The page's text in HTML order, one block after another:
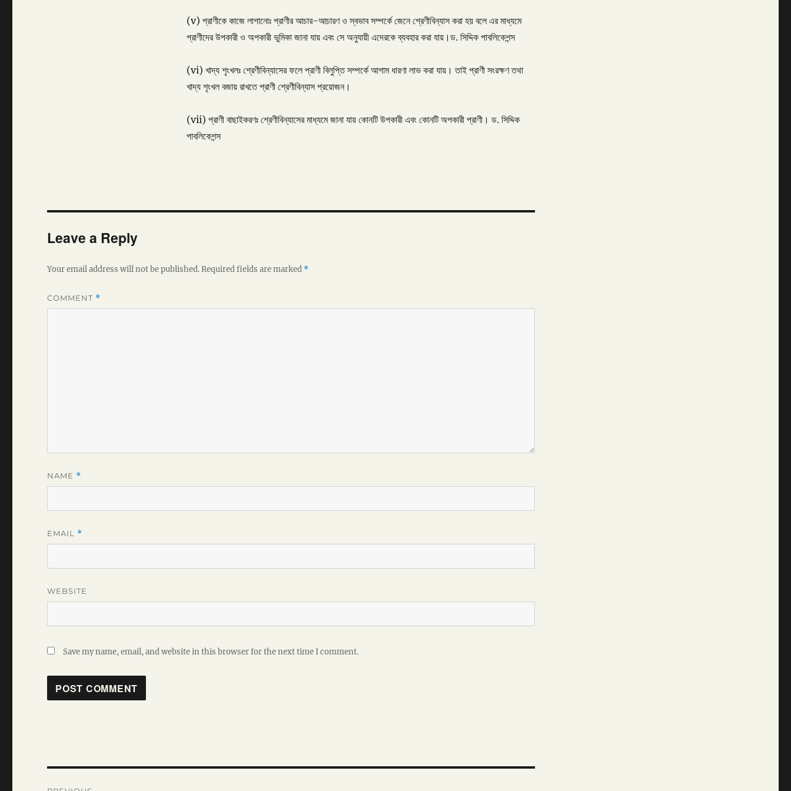
(v) প্রাণীকে কাজে লাগানোঃ প্রাণীর আচার-আচারণ ও স্বভাব সম্পর্কে জেনে শ্রেণীবিন্যাস করা হয় বলে এর মাধ্যমে
প্রাণীদের উপকারী ও অপকারী ভুমিকা জানা যায় এবং সে অনুযায়ী এদেরকে ব্যবহার করা যায়।ড. সিদ্দিক পাবলিকেশন্স
(vi) খাদ্য শৃংখলঃ শ্রেণীবিন্যাসের ফলে প্রাণী বিলুপ্তি সম্পর্কে আগাম ধারণা লাভ করা যায়। তাই প্রাণী সংরক্ষণ তথা
খাদ্য শৃংখল বজায় রাখতে প্রাণী শ্রেণীবিন্যাস প্রয়োজন।
(vii) প্রাণী বাছাইকরণঃ শ্রেণীবিন্যাসের মাধ্যমে জানা যায় কোনটি উপকারী এবং কোনটি অপকারী প্রাণী। ড. সিদ্দিক
পাবলিকেশন্স
Leave a Reply
Your email address will not be published.Required fields are marked *
COMMENT *
NAME *
EMAIL *
WEBSITE
Save my name, email, and website in this browser for the next time I comment.